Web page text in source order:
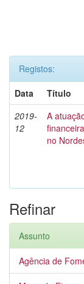
Registos:
Data
Título
2019-
12
A
no
Refinar
Assunto
Agência de